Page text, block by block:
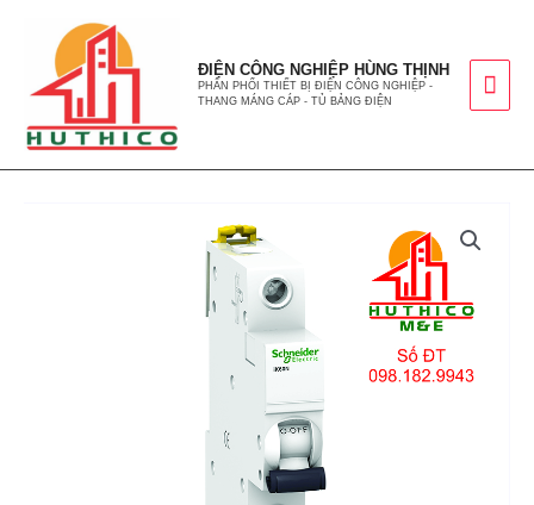
ĐIỆN CÔNG NGHIỆP HÙNG THỊNH
PHÂN PHỐI THIẾT BỊ ĐIỆN CÔNG NGHIỆP -
THANG MÁNG CÁP - TỦ BẢNG ĐIỆN